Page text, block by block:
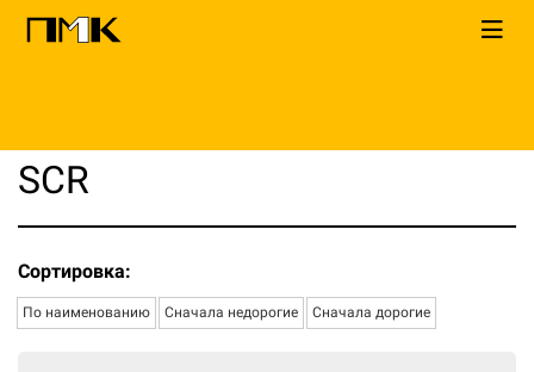
SCR
Сортировка:
По наименованию Сначала недорогие Сначала дорогие